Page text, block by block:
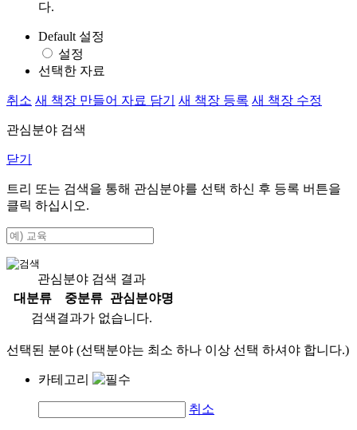
다.
Default 설정
설정
선택한 자료
취소 새 책장 만들어 자료 담기 새 책장 등록 새 책장 수정
관심분야 검색
닫기
트리 또는 검색을 통해 관심분야를 선택 하신 후 등록 버튼을
클릭 하십시오.
관심분야 검색 결과
대분류
중분류
관심분야명
검색결과가 없습니다.
선택된 분야 (선택분야는 최소 하나 이상 선택 하셔야 합니다.)
카테고리
취소